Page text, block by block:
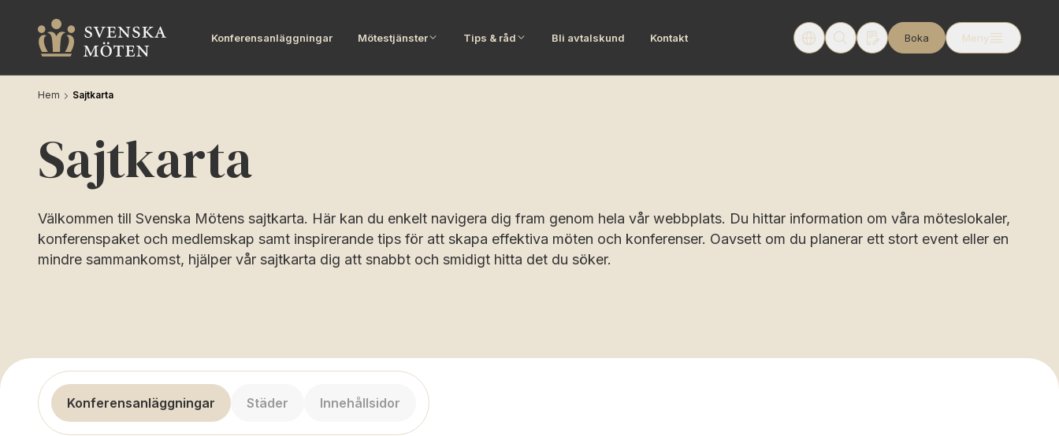
Konferensanläggningar Mötestjänster Tips & råd Bli avtalskund Kontakt Boka Meny
Hem Sajtkarta
Sajtkarta
Välkommen till Svenska Mötens sajtkarta. Här kan du enkelt navigera dig fram genom hela vår webbplats. Du hittar information om våra möteslokaler,
konferenspaket och medlemskap samt inspirerande tips för att skapa effektiva möten och konferenser. Oavsett om du planerar ett stort event eller en
mindre sammankomst, hjälper vår sajtkarta dig att snabbt och smidigt hitta det du söker.
Konferensanläggningar Städer Innehållsidor